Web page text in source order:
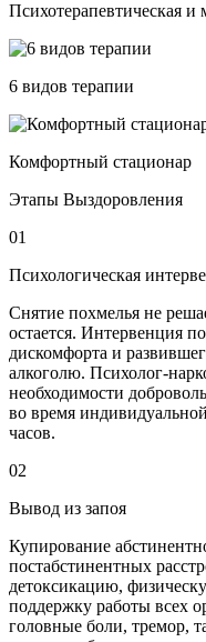
Психотерапевтическая
6 видов терапии
Комфортный стационар
Этапы Выздоровления
01
Психологическая
Снятие похмелья не
остается. Интервенция
дискомфорта и
алкоголю. Психолог-
необходимости
во время
часов.
02
Вывод из запоя
Купирование
постабстинентных
детоксикацию,
поддержку работы всех
головные боли, тремор,